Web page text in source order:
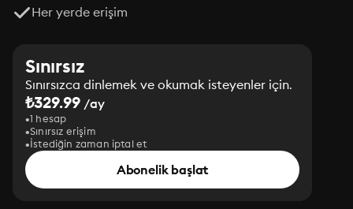
Her yerde erişim
Sınırsız
Sınırsızca dinlemek ve okumak isteyenler için.
₺329.99 /ay
1 hesap
Sınırsız erişim
İstediğin zaman iptal et
Abonelik başlat